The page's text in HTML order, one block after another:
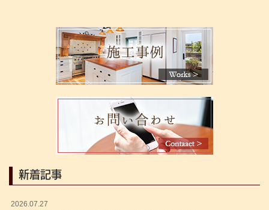
新着記事
2026.07.27